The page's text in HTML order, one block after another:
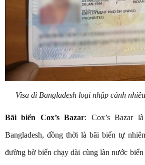
Visa đi Bangladesh loại nhập cảnh
Bãi biển Cox’s Bazar: Cox’s Bazar
Bangladesh, đồng thời là bãi biển tự
đường bờ biển chạy dài cùng làn nước biển